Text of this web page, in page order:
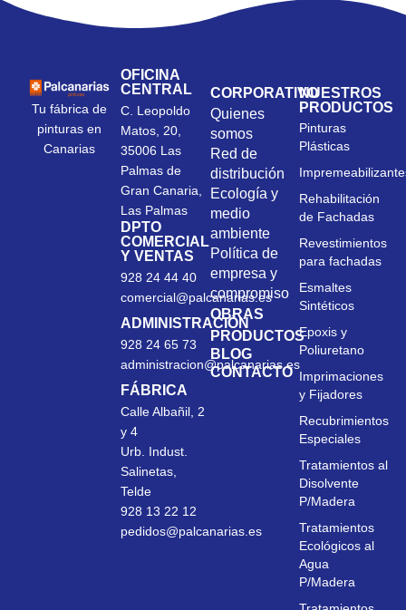
Tu fábrica de
pinturas en
Canarias
OFICINA
CENTRAL
C. Leopoldo
Matos, 20,
35006 Las
Palmas de
Gran Canaria,
Las Palmas
DPTO
COMERCIAL
Y VENTAS
928 24 44 40
comercial@palcanarias.es
ADMINISTRACIÓN
928 24 65 73
administracion@palcanarias.es
FÁBRICA
Calle Albañil, 2
y 4
Urb. Indust.
Salinetas,
Telde
928 13 22 12
pedidos@palcanarias.es
CORPORATIVO
Quienes
somos
Red de
distribución
Ecología y
medio
ambiente
Política de
empresa y
compromiso
OBRAS
PRODUCTOS
BLOG
CONTACTO
NUESTROS
PRODUCTOS
Pinturas
Plásticas
Rehabilitación
de Fachadas
Revestimientos
para fachadas
Esmaltes
Sintéticos
Epoxis y
Poliuretano
Imprimaciones
y Fijadores
Recubrimientos
Especiales
Tratamientos al
Disolvente
P/Madera
Tratamientos
Ecológicos al
Agua
P/Madera